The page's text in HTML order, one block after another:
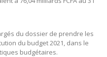
du dossier de prendre les
du budget 2021, dans le
budgétaires.